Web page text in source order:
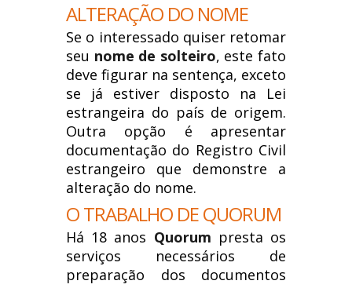
ALTERAÇÃO DO NOME
Se o interessado quiser retomar
seu nome de solteiro, este fato
deve figurar na sentença, exceto
se já estiver disposto na Lei
estrangeira do país de origem.
Outra opção é apresentar
documentação do Registro Civil
estrangeiro que demonstre a
alteração do nome.
O TRABALHO DE QUORUM
Há 18 anos Quorum presta os
serviços necessários de
preparação dos documentos